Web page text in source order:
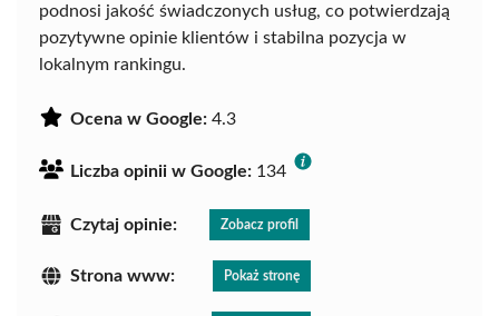
podnosi jakość świadczonych usług, co potwierdzają
pozytywne opinie klientów i stabilna pozycja w
lokalnym rankingu.
Ocena w Google: 4.3
Liczba opinii w Google: 134
Czytaj opinie: Zobacz profil
Strona www: Pokaż stronę